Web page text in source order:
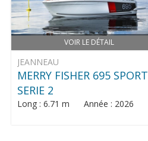
VOIR LE DÉTAIL
JEANNEAU
MERRY FISHER 695 SPORT
SERIE 2
Long : 6.71 m Année : 2026